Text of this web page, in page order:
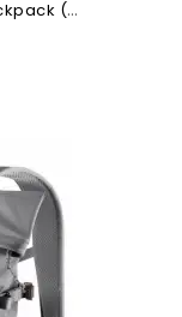
Рюкзак Thule Construct 24L Backpack (Black)